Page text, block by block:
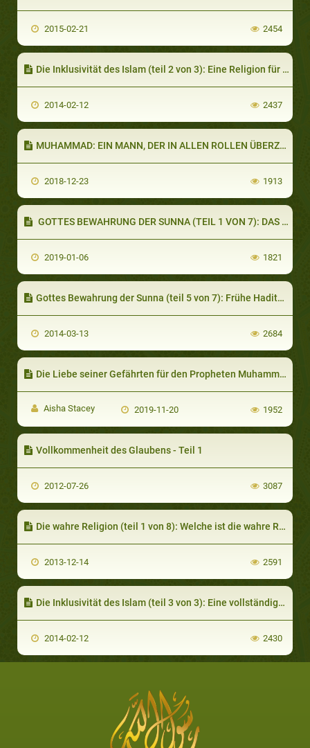
2015-02-21 2454
Die Inklusivität des Islam (teil 2 von 3): Eine Religion für die ganze Menschheit
2014-02-12 2437
MUHAMMAD: EIN MANN, DER IN ALLEN ROLLEN ÜBERZEUGTE (TEIL 1 VON 2): NICHT ZUM ANBETEN, SONDERN ZUM NACHAHMEN
2018-12-23 1913
GOTTES BEWAHRUNG DER SUNNA (TEIL 1 VON 7): DAS VERSTÄNDNIS DER GEFÄHRTEN VON IHRER GROSSEN VERANTWORTUNG
2019-01-06 1821
Gottes Bewahrung der Sunna (teil 5 von 7): Frühe Hadithkritik und Bewertung von Überlieferern
2014-03-13 2684
Die Liebe seiner Gefährten für den Propheten Muhammad (Teil 1 von 2): Wer waren die Gefährten?
Aisha Stacey 2019-11-20 1952
Vollkommenheit des Glaubens - Teil 1
2012-07-26 3087
Die wahre Religion (teil 1 von 8): Welche ist die wahre Religion Gottes?
2013-12-14 2591
Die Inklusivität des Islam (teil 3 von 3): Eine vollständige Rechtleitung für immer ausreichend
2014-02-12 2430